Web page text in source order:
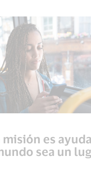
es
sea un